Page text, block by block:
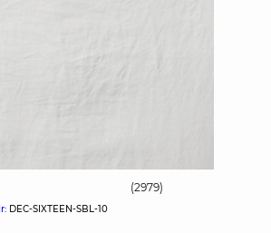
(2979)
DEC-SIXTEEN-SBL-10